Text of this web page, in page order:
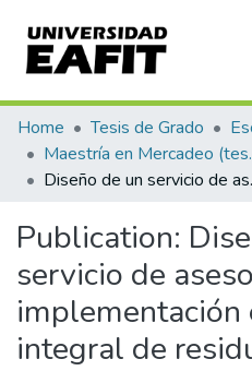
Communities & Collections
All of DSpace
Home Tesis de Grado
Diseño de un
Publication:
servicio de
implementación
integral de